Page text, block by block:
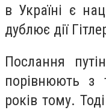
в Україні є
дублює дії
Послання
порівнюють з
років тому.